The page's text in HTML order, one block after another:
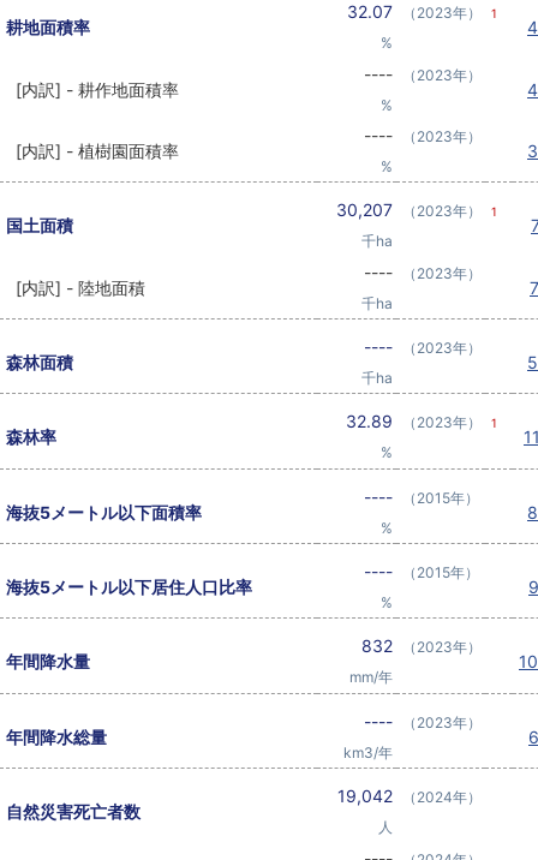
耕地面積率
32.07
%
（2023年） 1
[内訳] - 耕作地面積率
----
%
（2023年）
[内訳] - 植樹園面積率
----
%
（2023年）
国土面積
30,207
千ha
（2023年） 1
[内訳] - 陸地面積
----
千ha
（2023年）
森林面積
----
千ha
（2023年）
森林率
32.89
%
（2023年） 1
海抜5メートル以下面積率
----
%
（2015年）
海抜5メートル以下居住人口比率
----
%
（2015年）
年間降水量
832
mm/年
（2023年）
年間降水総量
----
km3/年
（2023年）
自然災害死亡者数
19,042
人
（2024年）